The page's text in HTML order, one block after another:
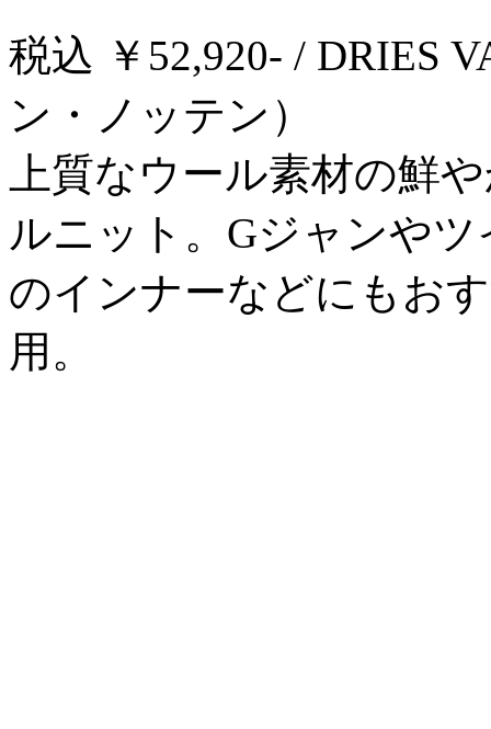
税込 ￥52,920- / DRIES
ン・ノッテン）
上質なウール素材の鮮
ルニット。Gジャンや
のインナーなどにもお
用。